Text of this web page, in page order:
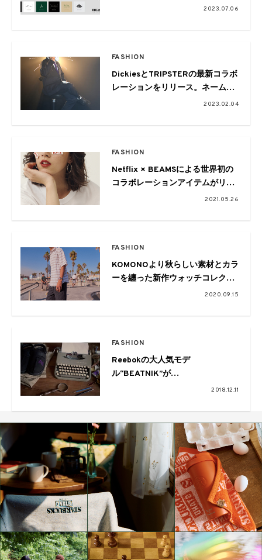
ボ。長場雄や花井祐介らも参加
2023.07.06
FASHION
DickiesとTRIPSTERの最新コラボ
レーションをリリース。ネーム刺
繍のカスタムイベントも開催2023.02.04
FASHION
Netflix × BEAMSによる世界初の
コラボレーションアイテムがリリ
2021.05.26
FASHION
KOMONOより秋らしい素材とカラ
ーを纏った新作ウォッチコレクシ
2020.09.15
FASHION
Reebokの大人気モデ
ル“BEATNIK”が
NEEDLES×BEAMSとのトリプル
2018.12.11